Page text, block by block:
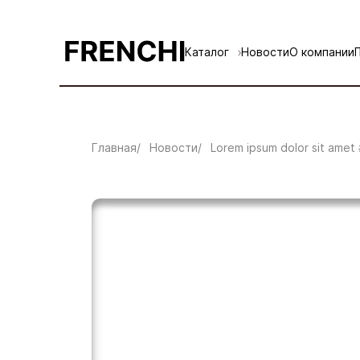
Каталог НовостиО компании
Главная Новости Lorem ipsum dolor sit amet